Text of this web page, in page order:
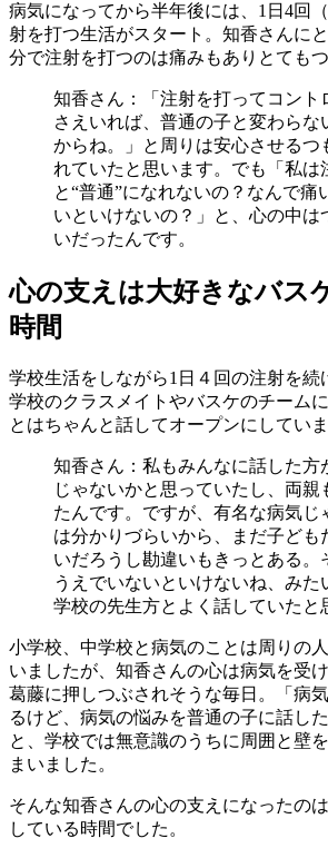
病気になってから半年後には、1日4回
射を打つ生活がスタート。知香さんに
分で注射を打つのは痛みもありとても
知香さん：「注射を打ってコント
さえいれば、普通の子と変わらな
からね。」と周りは安心させるつ
れていたと思います。でも「私は
と“普通”になれないの？なんで痛
いといけないの？」と、心の中は
いだったんです。
心の支えは大好きなバス
時間
学校生活をしながら1日４回の注射を続
学校のクラスメイトやバスケのチーム
とはちゃんと話してオープンにしていま
知香さん：私もみんなに話した方
じゃないかと思っていたし、両親
たんです。ですが、有名な病気じ
は分かりづらいから、まだ子ども
いだろうし勘違いもきっとある。
うえでいないといけないね、みた
学校の先生方とよく話していたと
小学校、中学校と病気のことは周りの
いましたが、知香さんの心は病気を受
葛藤に押しつぶされそうな毎日。「病
るけど、病気の悩みを普通の子に話し
と、学校では無意識のうちに周囲と壁
まいました。
そんな知香さんの心の支えになったの
している時間でした。